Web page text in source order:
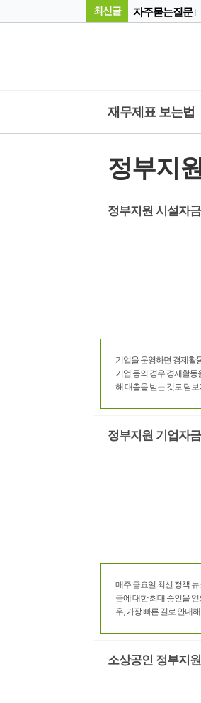
최신글 자주묻는질문
경영컨설팅
중소기업자금
중소기업자금
중소기업자금
재무제표 보는법
정부지
정부지원 시설자금
기업을 운영하면 경제활
기업 등의 경우 경제활
해 대출을 받는 것도 담보
정부지원 기업자금
매주 금요일 최신 정책
금에 대한 최대 승인을
우, 가장 빠른 길로 안내해
소상공인 정부지